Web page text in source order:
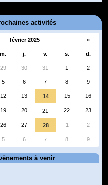
activités
février 2025 »
m. j. v. s. d.
29 30 31 1 2
5 6 7 8 9
12 13 14 15 16
19 20 21 22 23
26 27 28 1 2
5 6 7 8 9
à venir